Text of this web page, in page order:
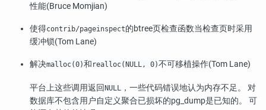
性能(Bruce Momjian)
使得contrib/pageinspect的btree页检查函数当检查页时采用
缓冲锁(Tom Lane)
解决malloc(0)和 realloc(NULL, 0)不可移植操作(Tom Lane)
平台上这些调用返回NULL
，一些代码错误地认为内存不足。 对
数据库不包含用户自定义聚合已损坏的pg_dump是已知的。 可